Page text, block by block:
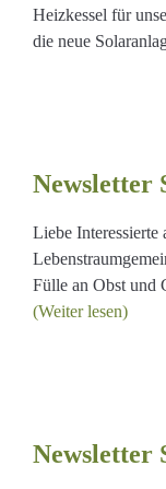
Heizkessel für
die neue
Newsletter
Liebe Interessierte
Fülle an Obst und
(Weiter lesen)
Newsletter